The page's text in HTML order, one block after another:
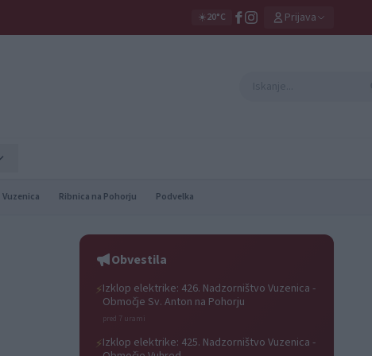
☀️20°C Prijava
Vuzenica Ribnica na Pohorju Podvelka
Obvestila
⚡Izklop elektrike: 426. Nadzorništvo Vuzenica -
Območje Sv. Anton na Pohorju
pred 7 urami
⚡Izklop elektrike: 425. Nadzorništvo Vuzenica -